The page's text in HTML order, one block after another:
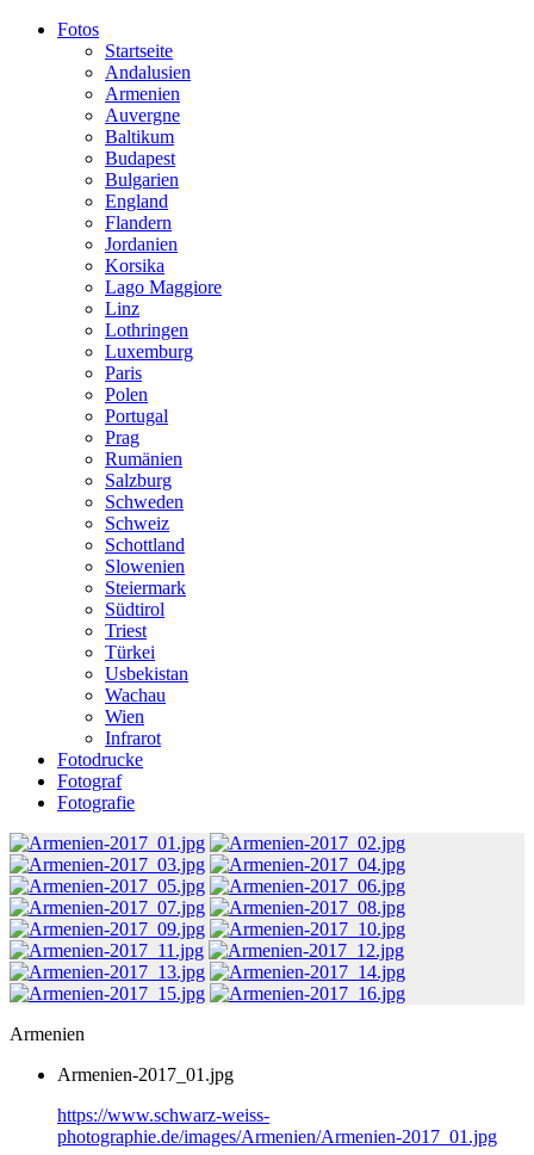
Fotos
Startseite
Andalusien
Armenien
Auvergne
Baltikum
Budapest
Bulgarien
England
Flandern
Jordanien
Korsika
Lago Maggiore
Linz
Lothringen
Luxemburg
Paris
Polen
Portugal
Prag
Rumänien
Salzburg
Schweden
Schweiz
Schottland
Slowenien
Steiermark
Südtirol
Triest
Türkei
Usbekistan
Wachau
Wien
Infrarot
Fotodrucke
Fotograf
Fotografie
Armenien
Armenien-2017_01.jpg
https://www.schwarz-weiss-
photographie.de/images/Armenien/Armenien-2017_01.jpg